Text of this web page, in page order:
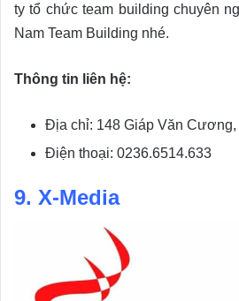
ty tổ chức team building chuyên
Nam Team Building nhé.
Thông tin liên hệ:
Địa chỉ: 148 Giáp Văn
Điện thoại: 0236.6514.633
9. X-Media